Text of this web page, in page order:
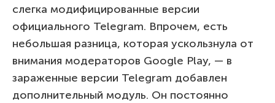
слегка модифицированные версии
официального Telegram. Впрочем, есть
небольшая разница, которая ускользнула от
внимания модераторов Google Play, — в
зараженные версии Telegram добавлен
дополнительный модуль. Он постоянно